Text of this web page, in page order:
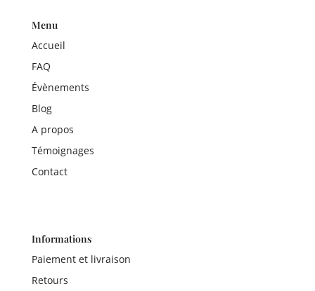
Menu
Accueil
FAQ
Évènements
Blog
A propos
Témoignages
Contact
Informations
Paiement et livraison
Retours